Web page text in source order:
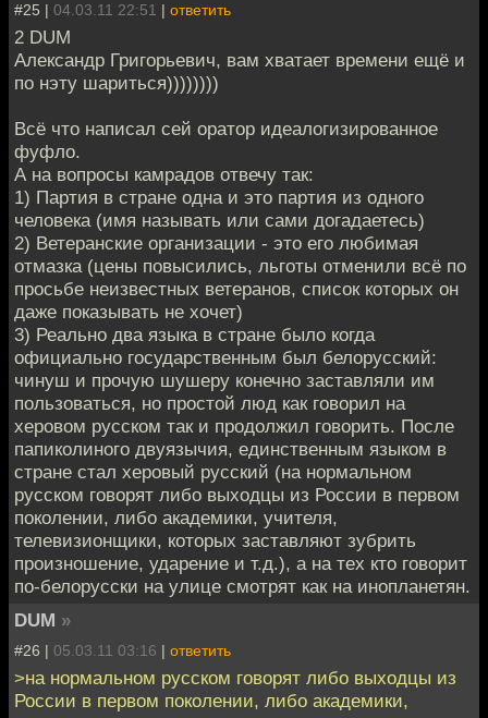
#25 | 04.03.11 22:51 | ответить
2 DUM
Александр Григорьевич, вам хватает времени ещё и
по нэту шариться))))))))
Всё что написал сей оратор идеалогизированное
фуфло.
А на вопросы камрадов отвечу так:
1) Партия в стране одна и это партия из одного
человека (имя называть или сами догадаетесь)
2) Ветеранские организации - это его любимая
отмазка (цены повысились, льготы отменили всё по
просьбе неизвестных ветеранов, список которых он
даже показывать не хочет)
3) Реально два языка в стране было когда
официально государственным был белорусский:
чинуш и прочую шушеру конечно заставляли им
пользоваться, но простой люд как говорил на
херовом русском так и продолжил говорить. После
папиколиного двуязычия, единственным языком в
стране стал херовый русский (на нормальном
русском говорят либо выходцы из России в первом
поколении, либо академики, учителя,
телевизионщики, которых заставляют зубрить
произношение, ударение и т.д.), а на тех кто говорит
по-белорусски на улице смотрят как на инопланетян.
DUM »
#26 | 05.03.11 03:16 | ответить
>на нормальном русском говорят либо выходцы из
России в первом поколении, либо академики,